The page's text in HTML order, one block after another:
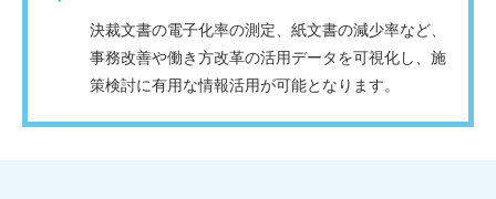
決裁文書の電子化率の測定、紙文書の減少率など、
事務改善や働き方改革の活用データを可視化し、施
策検討に有用な情報活用が可能となります。